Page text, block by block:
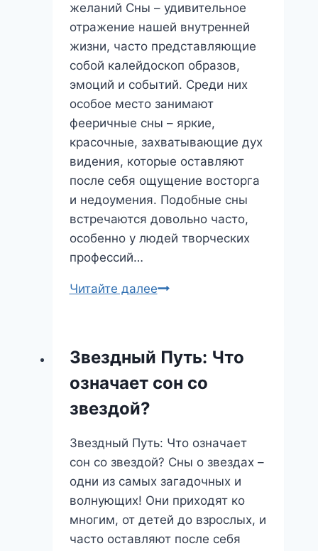
желаний Сны – удивительное
отражение нашей внутренней
жизни, часто представляющие
собой калейдоскоп образов,
эмоций и событий. Среди них
особое место занимают
фееричные сны – яркие,
красочные, захватывающие дух
видения, которые оставляют
после себя ощущение восторга
и недоумения. Подобные сны
встречаются довольно часто,
особенно у людей творческих
профессий…
Читайте далееФееричный
мир
фантазий
желаний
Звездный Путь: Что
означает сон со
звездой?
Звездный Путь: Что означает
сон со звездой? Сны о звездах –
одни из самых загадочных и
волнующих! Они приходят ко
многим, от детей до взрослых, и
часто оставляют после себя